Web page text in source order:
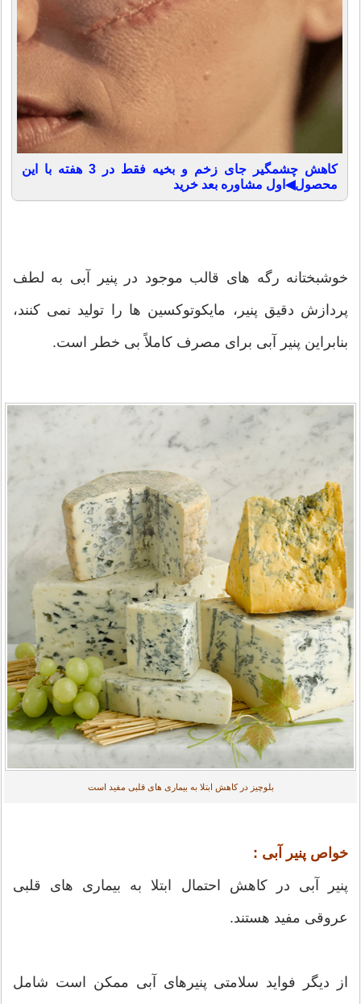
کاهش چشمگیر جای زخم و بخیه فقط در 3 هفته با این
محصول◀اول مشاوره بعد خرید
خوشبختانه رگه های قالب موجود در پنیر آبی به لطف
پردازش دقیق پنیر، مایکوتوکسین ها را تولید نمی کنند،
بنابراین پنیر آبی برای مصرف کاملاً بی خطر است.
بلوچیز در کاهش ابتلا به بیماری های قلبی مفید است
خواص پنیر آبی :
پنیر آبی در کاهش احتمال ابتلا به بیماری های قلبی
عروقی مفید هستند.
از دیگر فواید سلامتی پنیرهای آبی ممکن است شامل